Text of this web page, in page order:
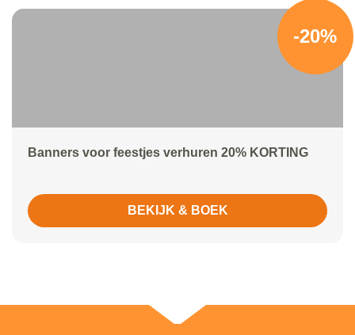
-20%
Banners voor feestjes verhuren 20% KORTING
BEKIJK & BOEK